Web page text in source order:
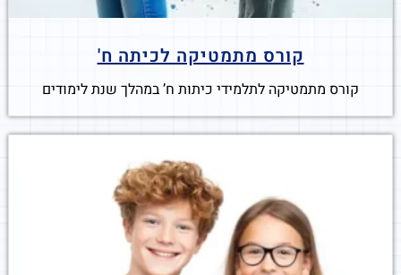
קורס מתמטיקה לכיתה ח'
קורס מתמטיקה לתלמידי כיתות ח’ במהלך שנת לימודים